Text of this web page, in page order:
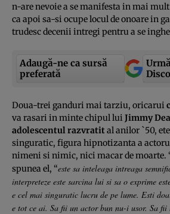
n-are nevoie a se manifesta in mai
ca apoi sa-si ocupe locul de onoare in
trudesc decenii intregi pentru a se
Adaugă-ne ca sursă
preferată
Doua-trei ganduri mai tarziu, oricarui
va rasari in minte chipul lui Jimmy
adolescentul razvratital anilor `50,
singuratic, figura hipnotizanta a
nimeni si nimic, nici macar de moarte.
spunea el, “este sa inteleaga intreaga
interpreteze este sarcina lui si sa o exprime
e cel mai singuratic lucru de pe lume. Esti
e tot ce ai. Sa fii un actor bun nu-i usor. Sa